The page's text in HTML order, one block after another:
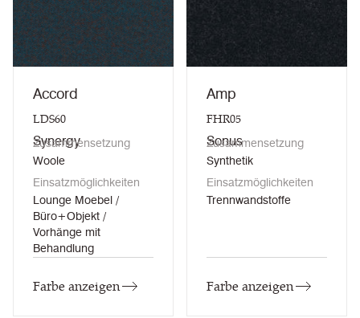
Accord
LDS60
Synergy
Zusammensetzung
Woole
Einsatzmöglichkeiten
Lounge Moebel /
Büro+Objekt /
Vorhänge mit
Behandlung
Farbe anzeigen
Amp
FHR05
Sonus
Zusammensetzung
Synthetik
Einsatzmöglichkeiten
Trennwandstoffe
Farbe anzeigen